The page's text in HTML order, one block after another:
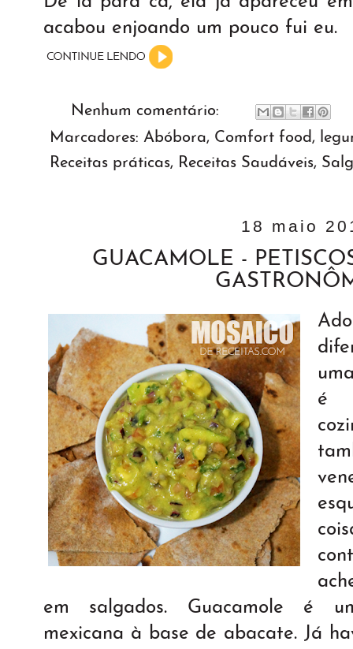
acabou enjoando um pouco fui eu.
Nenhum comentário:
Marcadores: Abóbora, Comfort food,
Receitas práticas, Receitas Saudáveis,
18 maio
GUACAMOLE -
é
em salgados. Guacamole é
mexicana à base de abacate. Já